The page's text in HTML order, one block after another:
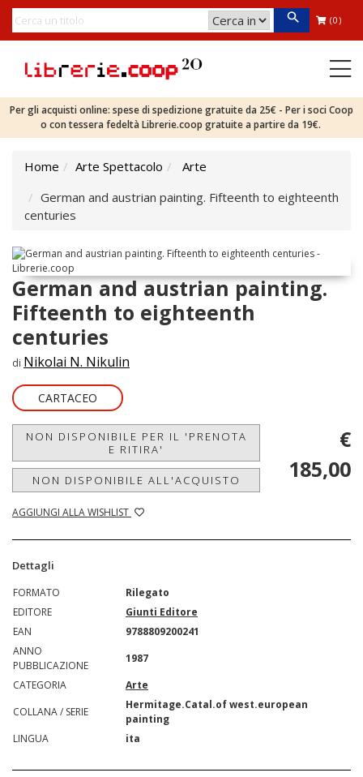
(0)
Per gli acquisti online: spese di spedizione gratuite da 25€ - Per i soci Coop
o con tessera fedeltà Librerie.coop gratuite a partire da 19€.
Home Arte Spettacolo
Arte
German and austrian painting. Fifteenth to eighteenth
centuries
German and austrian painting.
Fifteenth to eighteenth
centuries
di Nikolai N. Nikulin
CARTACEO
NON DISPONIBILE PER IL 'PRENOTA
E RITIRA'
NON DISPONIBILE ALL'ACQUISTO
AGGIUNGI ALLA WISHLIST
€
185,00
Dettagli
FORMATO
Rilegato
EDITORE
Giunti Editore
EAN
9788809200241
ANNO
PUBBLICAZIONE
1987
CATEGORIA
Arte
COLLANA / SERIE
Hermitage.Catal.of west.european
painting
LINGUA
ita